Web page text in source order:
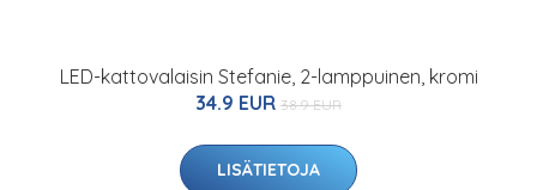
LED-kattovalaisin Stefanie, 2-lamppuinen, kromi
34.9 EUR 38.9 EUR
LISÄTIETOJA